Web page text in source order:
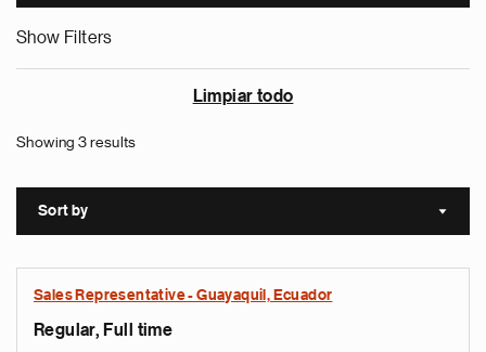
Show Filters
Limpiar todo
Showing 3 results
Sort by Sort
Sales Representative - Guayaquil, Ecuador
Regular, Full time